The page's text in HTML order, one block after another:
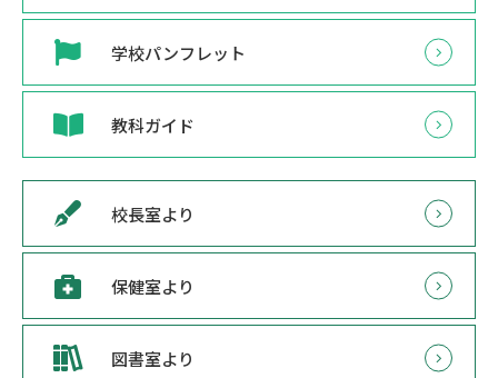
学校パンフレット
教科ガイド
校長室より
保健室より
図書室より